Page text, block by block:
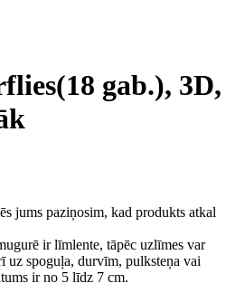
(18 gab.), 3D,
jums paziņosim, kad produkts atkal
ir līmlente, tāpēc uzlīmes var
uz spoguļa, durvīm, pulksteņa vai
ir no 5 līdz 7 cm.